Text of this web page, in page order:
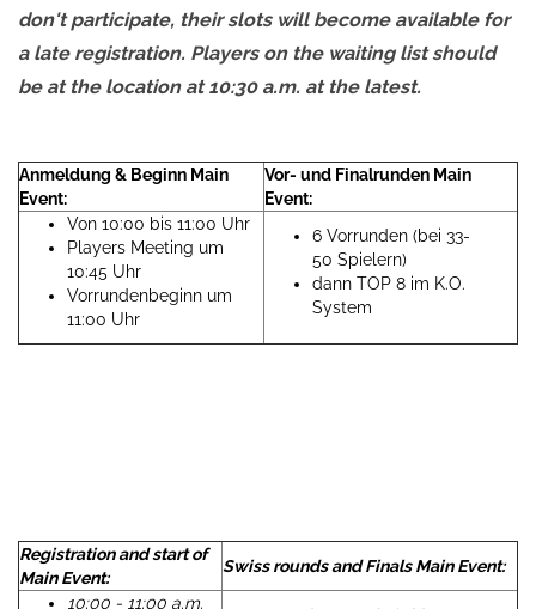
don't participate, their slots will become available for
a late registration. Players on the waiting list should
be at the location at 10:30 a.m. at the latest.
Anmeldung & Beginn Main
Event:
Vor- und Finalrunden Main
Event:
Von 10:00 bis 11:00 Uhr
Players Meeting um
10:45 Uhr
Vorrundenbeginn um
11:00 Uhr
6 Vorrunden (bei 33-
50 Spielern)
dann TOP 8 im K.O.
System
Registration and start of
Main Event:
Swiss rounds and Finals Main Event:
10:00 - 11:00 a.m.